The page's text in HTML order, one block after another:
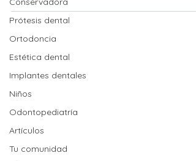
Prótesis dental
Ortodoncia
Estética dental
Implantes dentales
Niños
Odontopediatría
Artículos
Tu comunidad